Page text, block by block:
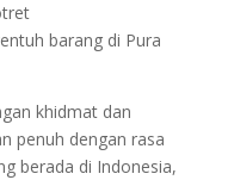
barang di Pura
khidmat dan
penuh dengan rasa
berada di Indonesia,